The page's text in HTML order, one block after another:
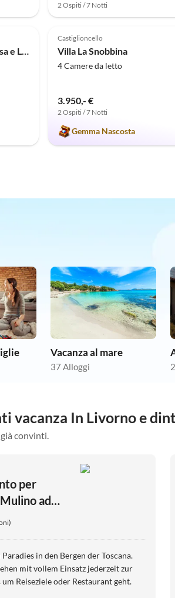
2 Ospiti / 7 Notti
Fattoria Appartamento tra Pisa e Livorno
5.0 (1)
Castiglioncello
Villa La Snobbina
4 Camere da letto
3.950,- €
2 Ospiti / 7 Notti
Gemma Nascosta
Vacanza al mare
37 Alloggi
vacanza In Livorno e
convinti.
per
ad
in den Bergen der Toscana.
mit vollem Einsatz jederzeit zur
Reiseziele oder Restaurant geht.